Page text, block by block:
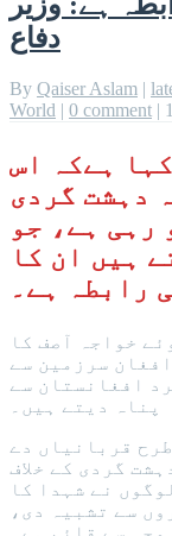
دفاع
By Qaiser Aslam |
World | 0 comment |
ہےکہ اس
دہشت گردی
رہی ہے، جو
ہیں ان کا
رابطہ ہے۔
خواجہ آصف کا
سرزمین سے
افغانستان سے
دیتے ہیں۔
قربانیاں دے
گردی کے خلاف
نے شہدا کا
سے تشبیہ دی،
سے قائم ہے۔